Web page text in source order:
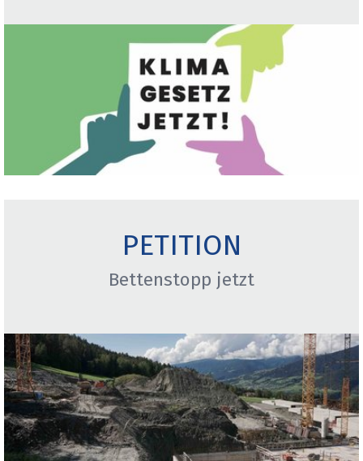
PETITION
Bettenstopp jetzt